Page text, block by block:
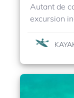
Autant de
excursion